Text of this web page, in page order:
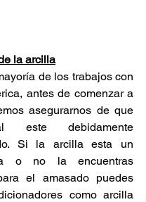
la arcilla
de los trabajos con
antes de comenzar a
asegurarnos de que
este debidamente
Si la arcilla esta un
o no la encuentras
el amasado puedes
como arcilla